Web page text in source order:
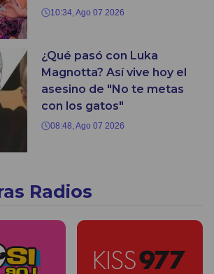
10:34, Ago 07 2026
¿Qué pasó con Luka
Magnotta? Así vive hoy el
asesino de "No te metas
con los gatos"
08:48, Ago 07 2026
Radios